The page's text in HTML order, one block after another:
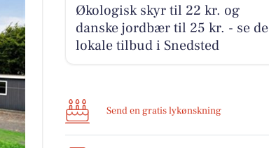
Økologisk skyr til 22 kr. og
danske jordbær til 25 kr. - se de
lokale tilbud i Snedsted
Send en gratis lykønskning